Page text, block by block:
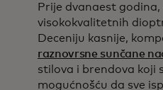
Prije dvanaest godina,
visokokvalitetnih
Deceniju kasnije,
raznovrsne sunčane
stilova i brendova koji
mogućnošću da sve